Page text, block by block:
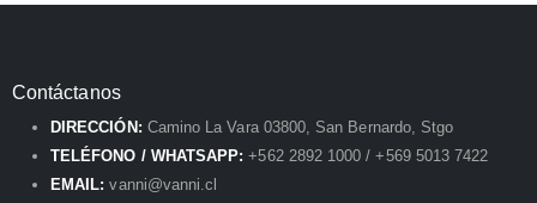
Contáctanos
DIRECCIÓN: Camino La Vara 03800, San Bernardo, Stgo
TELÉFONO / WHATSAPP: +562 2892 1000 / +569 5013 7422
EMAIL: vanni@vanni.cl